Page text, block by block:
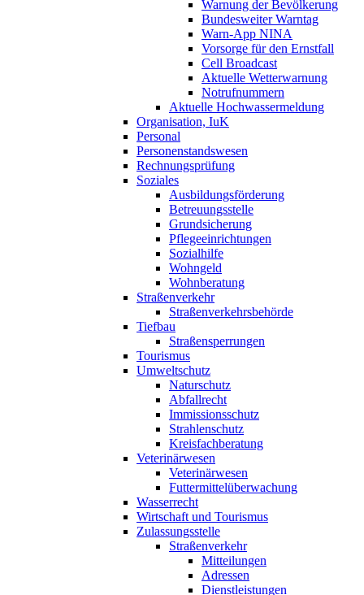
Warnung der Bevölkerung
Bundesweiter Warntag
Warn-App NINA
Vorsorge für den Ernstfall
Cell Broadcast
Aktuelle Wetterwarnung
Notrufnummern
Aktuelle Hochwassermeldung
Organisation, IuK
Personal
Personenstandswesen
Rechnungsprüfung
Soziales
Ausbildungsförderung
Betreuungsstelle
Grundsicherung
Pflegeeinrichtungen
Sozialhilfe
Wohngeld
Wohnberatung
Straßenverkehr
Straßenverkehrsbehörde
Tiefbau
Straßensperrungen
Tourismus
Umweltschutz
Naturschutz
Abfallrecht
Immissionsschutz
Strahlenschutz
Kreisfachberatung
Veterinärwesen
Veterinärwesen
Futtermittelüberwachung
Wasserrecht
Wirtschaft und Tourismus
Zulassungsstelle
Straßenverkehr
Mitteilungen
Adressen
Dienstleistungen